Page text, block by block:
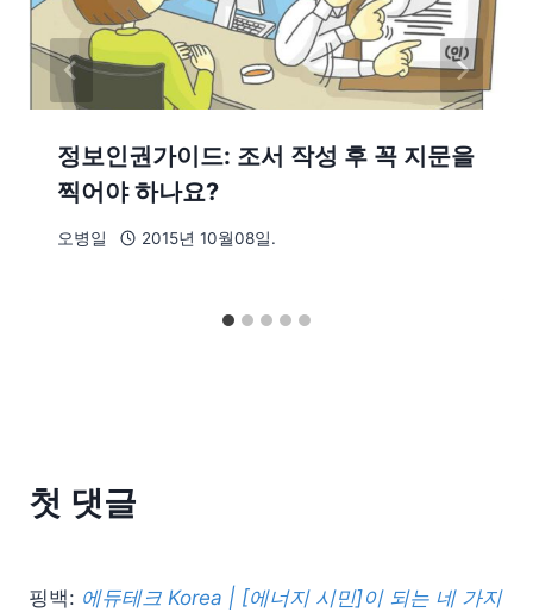
정보인권가이드: 조서 작성 후 꼭 지문을
찍어야 하나요?
오병일 2015년 10월08일.
첫 댓글
핑백: 에듀테크 Korea | [에너지 시민]이 되는 네 가지